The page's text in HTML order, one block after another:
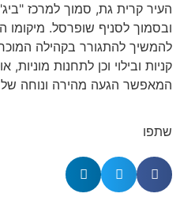
העיר קרית גת, סמוך למרכז
ובסמוך לסניף שופרסל. מיקומו
להמשיך להתגורר בקהילה
המאפשר הגעה מהירה ונוחה
שתפו